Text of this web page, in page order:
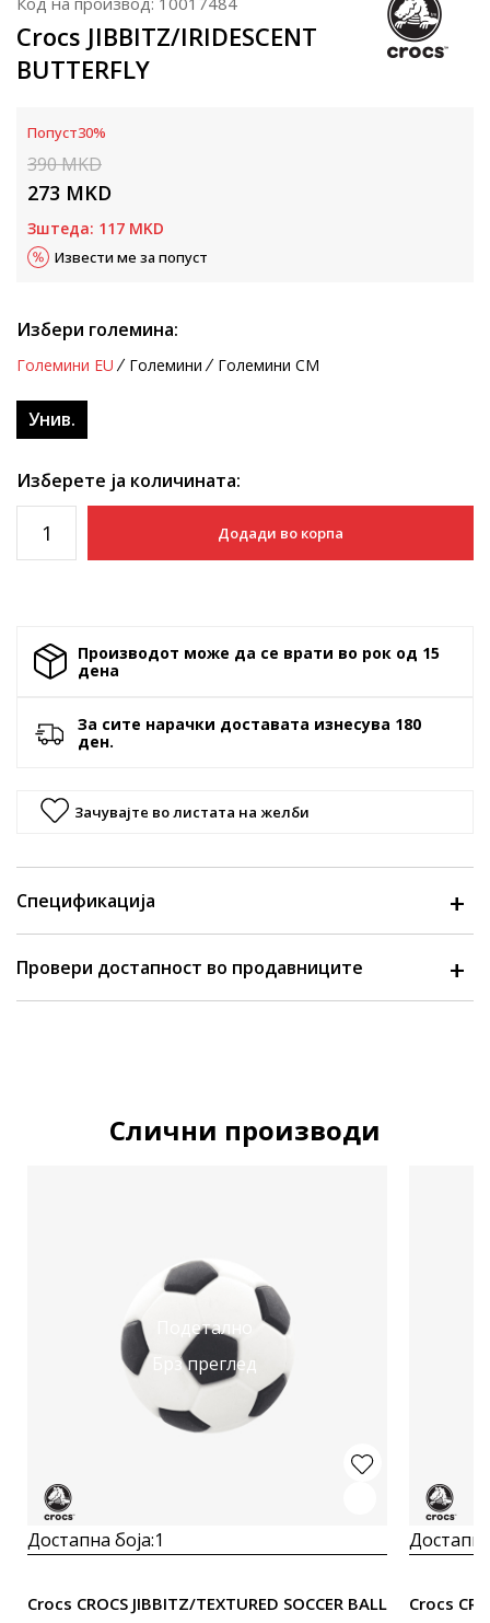
Crocs JIBBITZ/IRIDESCENT
BUTTERFLY
Попуст30%
390MKD
273 MKD
Зштеда: 117 MKD
Извести ме за попуст
Избери големина:
Големини EU Големини Големини CM
Унив.
Изберете ја количината:
Додади во корпа
Производот може да се врати во рок од 15
денa
За сите нарачки доставата изнесува 180
ден.
Зачувајте во листата на желби
Спецификација
Провери достапност во продавниците
Слични производи
Подетално
Брз преглед
Достапна боја:1
Crocs CROCS JIBBITZ/TEXTURED SOCCER BALL Crocs